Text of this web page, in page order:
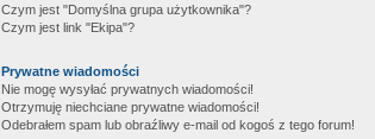
Czym jest "Domyślna grupa użytkownika"?
Czym jest link "Ekipa"?
Prywatne wiadomości
Nie mogę wysyłać prywatnych wiadomości!
Otrzymuję niechciane prywatne wiadomości!
Odebrałem spam lub obraźliwy e-mail od kogoś z tego forum!